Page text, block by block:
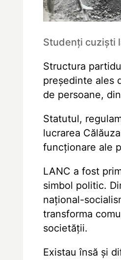
Studenți cuziști
Structura
președinte ales
de persoane,
Statutul,
lucrarea
funcționare ale
LANC a fost
simbol politic.
național-
transforma
societății.
Existau însă și